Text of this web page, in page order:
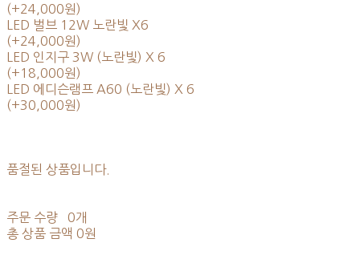
(+24,000원)
LED 벌브 12W 노란빛 X6
(+24,000원)
LED 인지구 3W (노란빛) X 6
(+18,000원)
LED 에디슨램프 A60 (노란빛) X 6
(+30,000원)
품절된 상품입니다.
주문 수량
0개
총 상품 금액 0원